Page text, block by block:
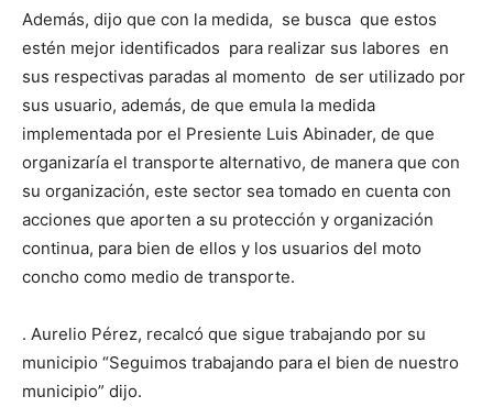
Además, dijo que con la medida, se busca que estos
estén mejor identificados para realizar sus labores en
sus respectivas paradas al momento de ser utilizado por
sus usuario, además, de que emula la medida
implementada por el Presiente Luis Abinader, de que
organizaría el transporte alternativo, de manera que con
su organización, este sector sea tomado en cuenta con
acciones que aporten a su protección y organización
continua, para bien de ellos y los usuarios del moto
concho como medio de transporte.
. Aurelio Pérez, recalcó que sigue trabajando por su
municipio “Seguimos trabajando para el bien de nuestro
municipio” dijo.